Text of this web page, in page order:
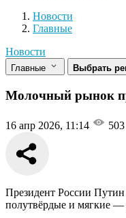
Новости
Разделы
Новости
Главные
Новости
Главные Выбрать
Молочный рынок
16 апр 2026, 11:14 503
Президент России
полутвёрдые и мягкие —